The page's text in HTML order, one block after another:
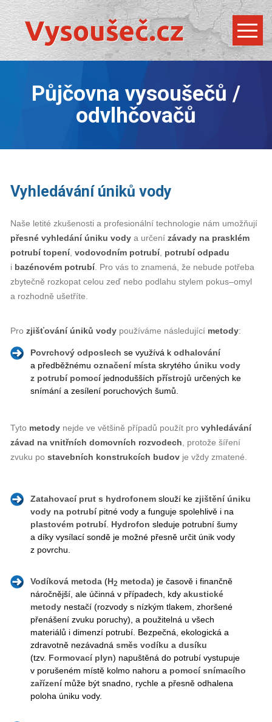
Půjčovna vysoušečů /
odvlhčovačů
Vyhledávání úniků vody
Naše letité zkušenosti a profesionální technologie nám umožňují
přesné vyhledání úniku vody a určení závady na prasklém
potrubí topení, vodovodním potrubí, potrubí odpadu
i bazénovém potrubí. Pro vás to znamená, že nebude potřeba
zbytečně rozkopat celou zeď nebo podlahu stylem pokus–omyl
a rozhodně ušetříte.
Pro zjišťování úniků vody používáme následující metody:
Povrchový odposlech se využívá k odhalování
a předběžnému označení místa skrytého úniku vody
z potrubí pomocíjednodušších přístrojů určených ke
snímání a zesílení poruchových šumů.
Tyto metody nejde ve většině případů použít pro vyhledávání
závad na vnitřních domovních rozvodech , protože šíření
zvuku po stavebních konstrukcích budov je vždy zmatené.
Zatahovací prut s hydrofonem slouží ke zjištění úniku
vody na potrubípitné vody a funguje spolehlivě i na
plastovém potrubí. Hydrofon sleduje potrubní šumy
a díky vysílací sondě je možné přesně určit únik vody
z povrchu.
Vodíková metoda (H2 metoda) je časově i finančně
náročnější, ale účinná v případech, kdy akustické
metody nestačí (rozvody s nízkým tlakem, zhoršené
přenášení zvuku poruchy), a použitelná u všech
materiálů i dimenzí potrubí. Bezpečná, ekologická a
zdravotně nezávadná směs vodíku a dusíku
(tzv. Formovací plyn) napuštěná do potrubí vystupuje
v porušeném místě kolmo nahoru a pomocí snímacího
zařízenímůže být snadno, rychle a přesně odhalena
poloha úniku vody.